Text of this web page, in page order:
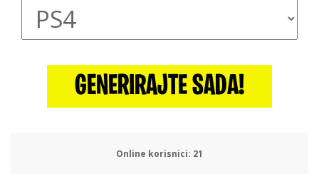
GENERIRAJTE SADA!
Online korisnici: 24